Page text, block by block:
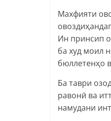
Махфияти
Ин принсип
ба худ моил
бюллетенҳо
Ба таври
равонӣ ва
намудани